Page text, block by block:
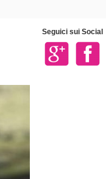
Seguici sui Social